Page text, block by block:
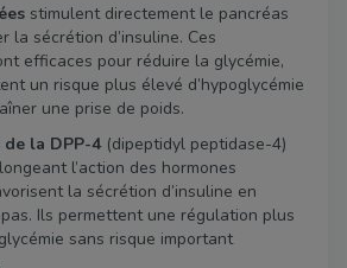
stimulent directement le pancréas
la sécrétion d’insuline. Ces
efficaces pour réduire la glycémie,
un risque plus élevé d’hypoglycémie
une prise de poids.
la DPP-4(dipeptidyl peptidase-4)
l’action des hormones
la sécrétion d’insuline en
Ils permettent une régulation plus
sans risque important